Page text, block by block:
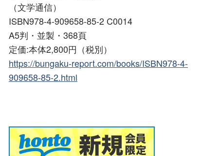
（文学通信）
ISBN978-4-909658-85-2 C0014
A5判・並製・368頁
定価:本体2,800円（税別）
https://bungaku-report.com/books/ISBN978-4-
909658-85-2.html